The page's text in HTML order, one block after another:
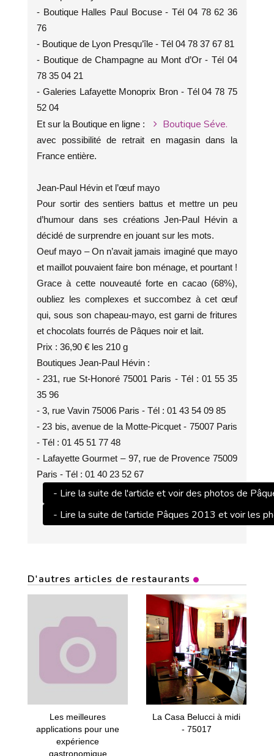
- Boutique Halles Paul Bocuse - Tél 04 78 62 36
76
- Boutique de Lyon Presqu’île - Tél 04 78 37 67 81
- Boutique de Champagne au Mont d’Or - Tél 04
78 35 04 21
- Galeries Lafayette Monoprix Bron - Tél 04 78 75
52 04
Et sur la Boutique en ligne :
Boutique Séve.
avec possibilité de retrait en magasin dans la
France entière.
Jean-Paul Hévin et l’œuf mayo
Pour sortir des sentiers battus et mettre un peu
d’humour dans ses créations Jen-Paul Hévin a
décidé de surprendre en jouant sur les mots.
Oeuf mayo – On n’avait jamais imaginé que mayo
et maillot pouvaient faire bon ménage, et pourtant !
Grace à cette nouveauté forte en cacao (68%),
oubliez les complexes et succombez à cet œuf
qui, sous son chapeau-mayo, est garni de fritures
et chocolats fourrés de Pâques noir et lait.
Prix : 36,90 € les 210 g
Boutiques Jean-Paul Hévin :
- 231, rue St-Honoré 75001 Paris - Tél : 01 55 35
35 96
- 3, rue Vavin 75006 Paris - Tél : 01 43 54 09 85
- 23 bis, avenue de la Motte-Picquet - 75007 Paris
- Tél : 01 45 51 77 48
- Lafayette Gourmet – 97, rue de Provence 75009
Paris - Tél : 01 40 23 52 67
- Lire la suite de l'article et voir des photos de
- Lire la suite de l'article Pâques 2013 et voir les
D'autres articles de restaurants
Les meilleures
applications pour une
expérience
gastronomique
La Casa Belucci à midi
- 75017